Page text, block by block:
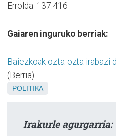
Errolda: 137.416
Gaiaren inguruko berriak:
Baiezkoak ozta-ozta irabazi
(Berria)
POLITIKA
Irakurle agurgarria: